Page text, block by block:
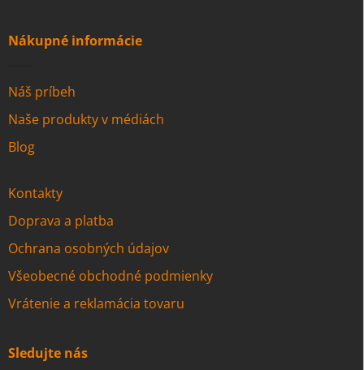
Nákupné informácie
Náš príbeh
Naše produkty v médiách
Blog
Kontakty
Doprava a platba
Ochrana osobných údajov
Všeobecné obchodné podmienky
Vrátenie a reklamácia tovaru
Sledujte nás